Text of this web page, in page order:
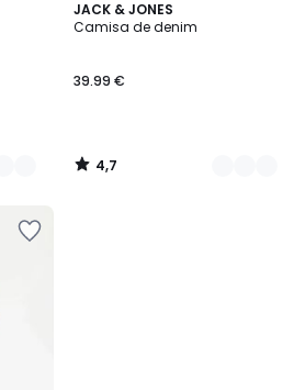
JACK & JONES
Camisa de denim
39.99 €
4,7
/ 5
2
Colores
4,7
/